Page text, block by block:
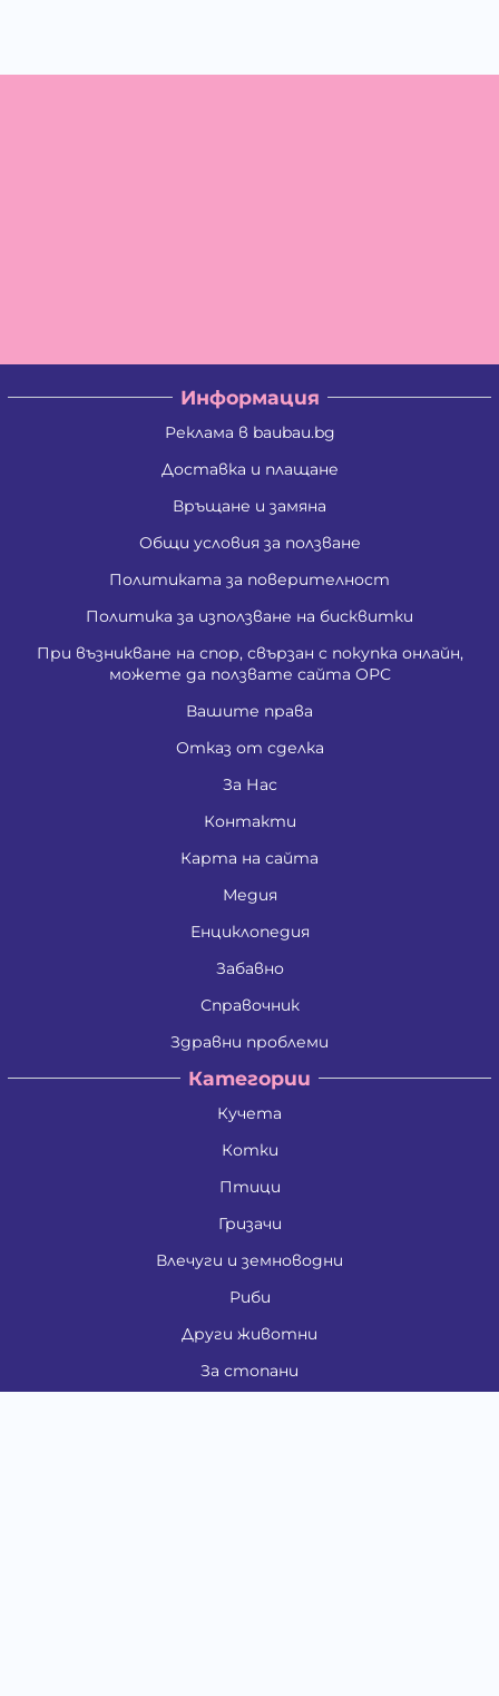
Информация
Реклама в baubau.bg
Доставка и плащане
Връщане и замяна
Общи условия за ползване
Политиката за поверителност
Политика за използване на бисквитки
При възникване на спор, свързан с покупка онлайн,
можете да ползвате сайта ОРС
Вашите права
Отказ от сделка
За Нас
Контакти
Карта на сайта
Медия
Енциклопедия
Забавно
Справочник
Здравни проблеми
Категории
Кучета
Котки
Птици
Гризачи
Влечуги и земноводни
Риби
Други животни
За стопани